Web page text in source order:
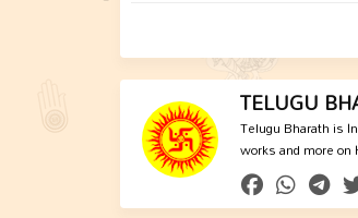
TELUGU
Telugu Bharath is
works and more on